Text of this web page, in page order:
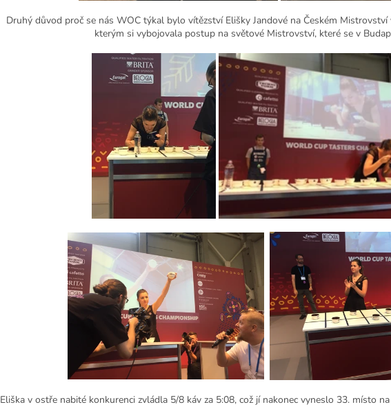
Druhý důvod proč se nás WOC týkal bylo vítězství Elišky Jandové na Českém Mistrovství
kterým si vybojovala postup na světové Mistrovství, které se v
Eliška v ostře nabité konkurenci zvládla 5/8 káv za 5:08, což jí nakonec vyneslo 33. místo
SLEVA 5 %
NA VÁŠ PRVNÍ NÁKUP!
Přihlaste se k odběru novinek a
výhodných nabídek z naší
Chci novinky a slevy
Zásady zpracování osobních údajů